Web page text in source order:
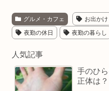
グルメ・カフェ お出かけ
夜勤の休日 夜勤の暮らし
人気記事
手のひ
正体は